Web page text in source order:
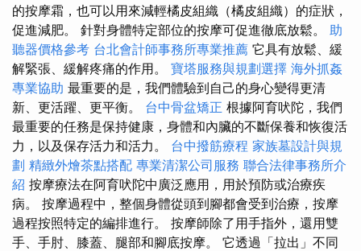
的按摩霜，也可以用來減輕橘皮組織（橘皮組織）的症狀，
促進減肥。 針對身體特定部位的按摩可促進徹底放鬆。 助
聽器價格參考 台北會計師事務所專業推薦 它具有放鬆、緩
解緊張、緩解疼痛的作用。 寶塔服務與規劃選擇 海外抓姦
專業協助 最重要的是，我們體驗到自己的身心變得更清
新、更活躍、更平衡。 台中骨盆矯正 根據阿育吠陀，我們
最重要的任務是保持健康，身體和內臟的不斷保養和恢復活
力，以及保存活力和活力。 台中撥筋療程 家族墓設計與規
劃 精緻外燴茶點搭配 專業清潔公司服務 聯合法律事務所介
紹 按摩療法在阿育吠陀中廣泛應用，用於預防或治療疾
病。 按摩過程中，整個身體從頭到腳都會受到治療，按摩
過程按照特定的編排進行。 按摩師除了用手指外，還用雙
手、手肘、膝蓋、腿部和腳底按摩。 它透過「拉出」不同